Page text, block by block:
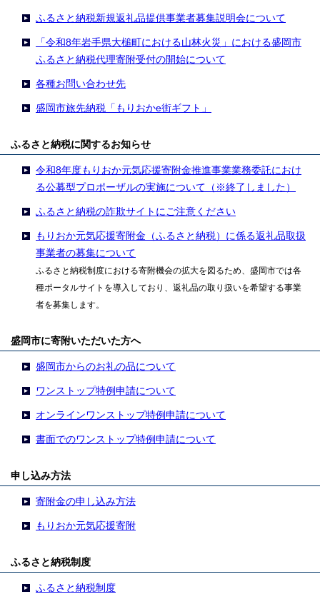
ふるさと納税新規返礼品提供事業者募集説明会について
「令和8年岩手県大槌町における山林火災」における盛岡市
ふるさと納税代理寄附受付の開始について
各種お問い合わせ先
盛岡市旅先納税「もりおかe街ギフト」
ふるさと納税に関するお知らせ
令和8年度もりおか元気応援寄附金推進事業業務委託におけ
る公募型プロポーザルの実施について（※終了しました）
ふるさと納税の詐欺サイトにご注意ください
もりおか元気応援寄附金（ふるさと納税）に係る返礼品取扱
事業者の募集について
ふるさと納税制度における寄附機会の拡大を図るため、盛岡市では各
種ポータルサイトを導入しており、返礼品の取り扱いを希望する事業
者を募集します。
盛岡市に寄附いただいた方へ
盛岡市からのお礼の品について
ワンストップ特例申請について
オンラインワンストップ特例申請について
書面でのワンストップ特例申請について
申し込み方法
寄附金の申し込み方法
もりおか元気応援寄附
ふるさと納税制度
ふるさと納税制度